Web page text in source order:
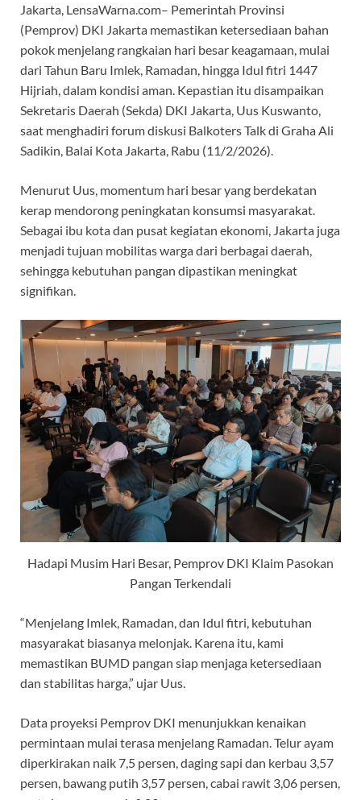
Jakarta, LensaWarna.com– Pemerintah Provinsi
(Pemprov) DKI Jakarta memastikan ketersediaan bahan
pokok menjelang rangkaian hari besar keagamaan, mulai
dari Tahun Baru Imlek, Ramadan, hingga Idul fitri 1447
Hijriah, dalam kondisi aman. Kepastian itu disampaikan
Sekretaris Daerah (Sekda) DKI Jakarta, Uus Kuswanto,
saat menghadiri forum diskusi Balkoters Talk di Graha Ali
Sadikin, Balai Kota Jakarta, Rabu (11/2/2026).
Menurut Uus, momentum hari besar yang berdekatan
kerap mendorong peningkatan konsumsi masyarakat.
Sebagai ibu kota dan pusat kegiatan ekonomi, Jakarta juga
menjadi tujuan mobilitas warga dari berbagai daerah,
sehingga kebutuhan pangan dipastikan meningkat
signifikan.
Hadapi Musim Hari Besar, Pemprov DKI Klaim Pasokan
Pangan Terkendali
“Menjelang Imlek, Ramadan, dan Idul fitri, kebutuhan
masyarakat biasanya melonjak. Karena itu, kami
memastikan BUMD pangan siap menjaga ketersediaan
dan stabilitas harga,” ujar Uus.
Data proyeksi Pemprov DKI menunjukkan kenaikan
permintaan mulai terasa menjelang Ramadan. Telur ayam
diperkirakan naik 7,5 persen, daging sapi dan kerbau 3,57
persen, bawang putih 3,57 persen, cabai rawit 3,06 persen,